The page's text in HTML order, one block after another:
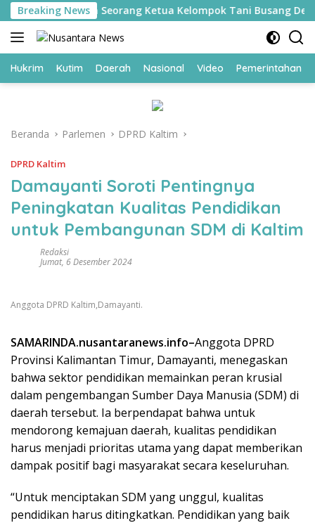
Langsung
ke
konten
Breaking News
Perjuangan Seorang Ketua Kelompok Tani Busang Dengen
Hukrim Kutim Daerah Nasional Video Pemerintahan
Beranda Parlemen DPRD Kaltim
DPRD Kaltim
Damayanti Soroti Pentingnya
Peningkatan Kualitas Pendidikan
untuk Pembangunan SDM di Kaltim
Redaksi
Jumat, 6 Desember 2024
Anggota DPRD Kaltim,Damayanti.
SAMARINDA.nusantaranews.info–Anggota DPRD
Provinsi Kalimantan Timur, Damayanti, menegaskan
bahwa sektor pendidikan memainkan peran krusial
dalam pengembangan Sumber Daya Manusia (SDM) di
daerah tersebut. Ia berpendapat bahwa untuk
mendorong kemajuan daerah, kualitas pendidikan
harus menjadi prioritas utama yang dapat memberikan
dampak positif bagi masyarakat secara keseluruhan.
“Untuk menciptakan SDM yang unggul, kualitas
pendidikan harus ditingkatkan. Pendidikan yang baik